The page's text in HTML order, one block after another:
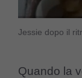
Jessie dopo il
Quando la